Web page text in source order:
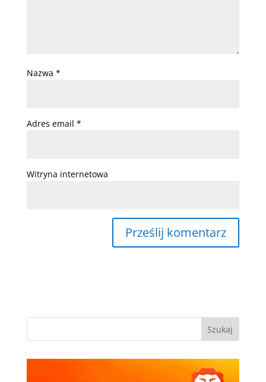
Nazwa *
Adres email *
Witryna internetowa